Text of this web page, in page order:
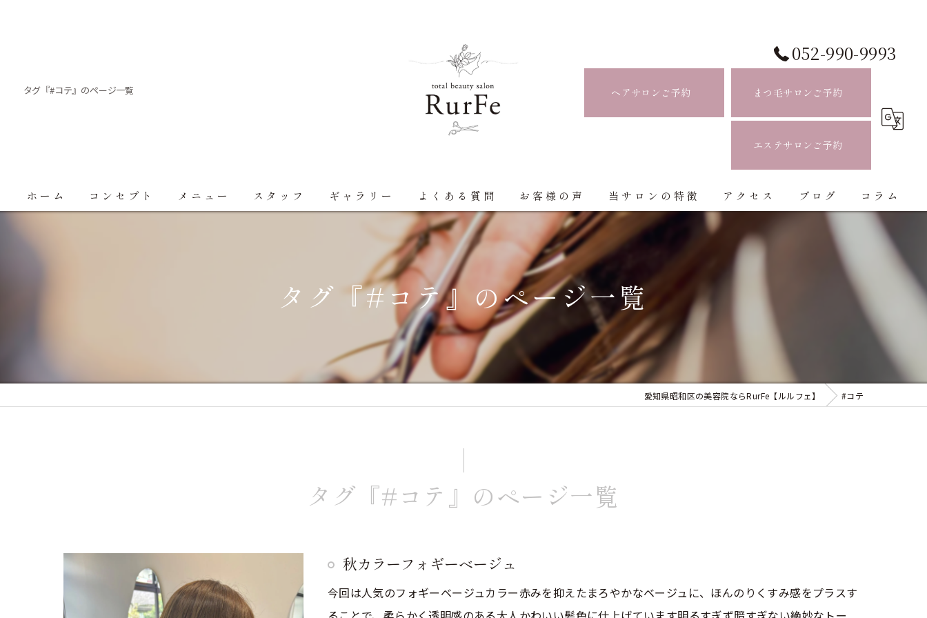
タグ『#コテ』のページ一覧
052-990-9993
ヘアサロンご予約 まつ毛サロンご予約
エステサロンご予約
ホーム コンセプト メニュー スタッフ ギャラリー よくある質問 お客様の声 当サロンの特徴
白髪ぼかし
ハイライト
似合わせカット
フェイシャルエステ
まつ毛パーマ
アクセス ブログ コラム
タグ『#コテ』のページ一覧
愛知県昭和区の美容院ならRurFe【ルルフェ】 #コテ
タグ『#コテ』のページ一覧
秋カラーフォギーベージュ
今回は人気のフォギーベージュカラー赤みを抑えたまろやかなベージュに、ほんのりくすみ感をプラスす